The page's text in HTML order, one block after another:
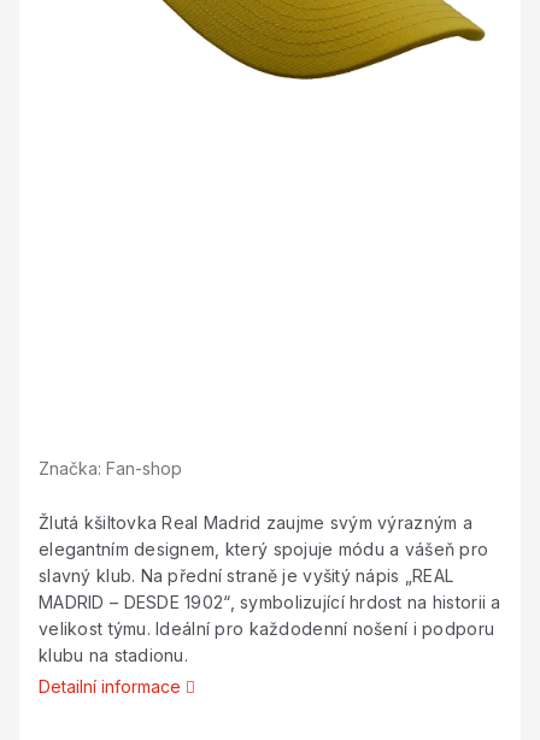
Značka: Fan-shop
Žlutá kšiltovka Real Madrid zaujme svým výrazným a
elegantním designem, který spojuje módu a vášeň pro
slavný klub. Na přední straně je vyšitý nápis „REAL
MADRID – DESDE 1902“, symbolizující hrdost na historii a
velikost týmu. Ideální pro každodenní nošení i podporu
klubu na stadionu.
Detailní informace